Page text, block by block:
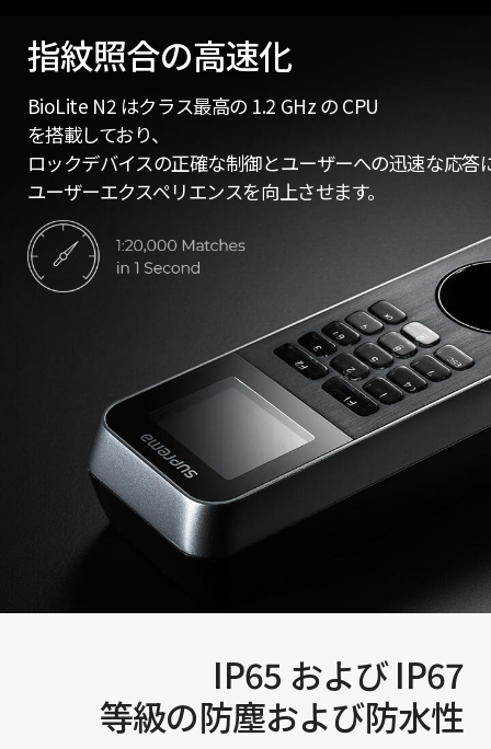
指紋照合の高速化
BioLite N2 はクラス最高の 1.2 GHz の CPU
を搭載しており、
ロックデバイスの正確な制御とユーザーへの迅速な応答
ユーザーエクスペリエンスを向上させます。
IP65 および IP67
等級の防塵および防水性